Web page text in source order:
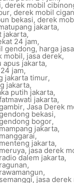
, derek mobil
, derek mobil
bekasi, derek
jakarta,
jakarta,
24 jam,
gendong,harga
mobil, jasa derek,
apus jakarta,
jam,
jakarta timur,
jakarta,
putih jakarta,
jakarta,
, Jasa Derek
bekasi,
bogor,
jakarta,
,
jakarta,
,jasa derek
dalem jakarta,
,
,
, jasa